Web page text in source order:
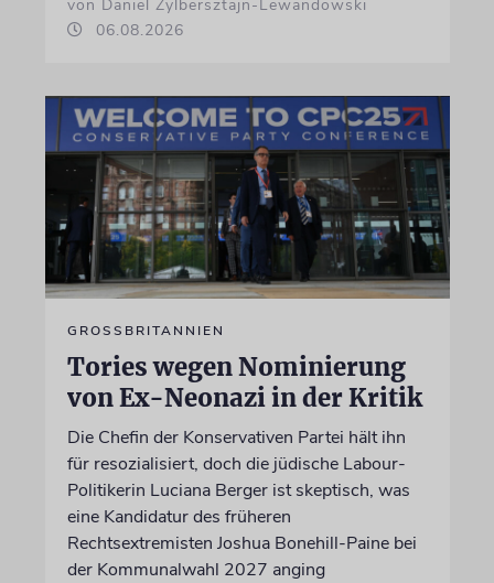
von Daniel Zylbersztajn-Lewandowski
06.08.2026
GROSSBRITANNIEN
Tories wegen Nominierung
von Ex-Neonazi in der Kritik
Die Chefin der Konservativen Partei hält ihn
für resozialisiert, doch die jüdische Labour-
Politikerin Luciana Berger ist skeptisch, was
eine Kandidatur des früheren
Rechtsextremisten Joshua Bonehill-Paine bei
der Kommunalwahl 2027 anging